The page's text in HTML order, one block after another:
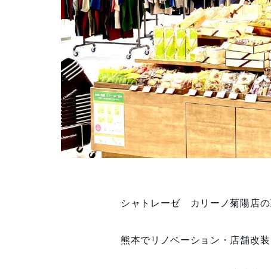
シャトレーゼ カリーノ菊陽店の
熊本でリノベーション・店舗改